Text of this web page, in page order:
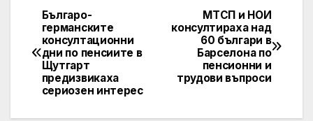
Post
navigation
МТСП и НОИ
консултираха над
60 българи в
Барселона по
пенсионни и
трудови въпроси
Българо-
германските
консултационни
дни по пенсиите в
Щутгарт
предизвикаха
сериозен интерес